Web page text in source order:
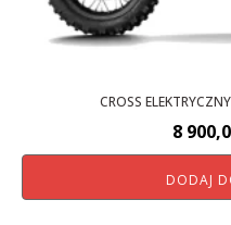
CROSS
8
DODAJ